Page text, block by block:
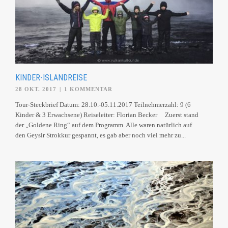
KINDER-ISLANDREISE
28 OKT. 2017 | 1 KOMMENTAR
Tour-Steckbrief Datum: 28.10.-05.11.2017 Teilnehmerzahl: 9 (6
Kinder & 3 Erwachsene) Reiseleiter: Florian Becker Zuerst stand
der „Goldene Ring“ auf dem Programm. Alle waren natürlich auf
den Geysir Strokkur gespannt, es gab aber noch viel mehr zu...